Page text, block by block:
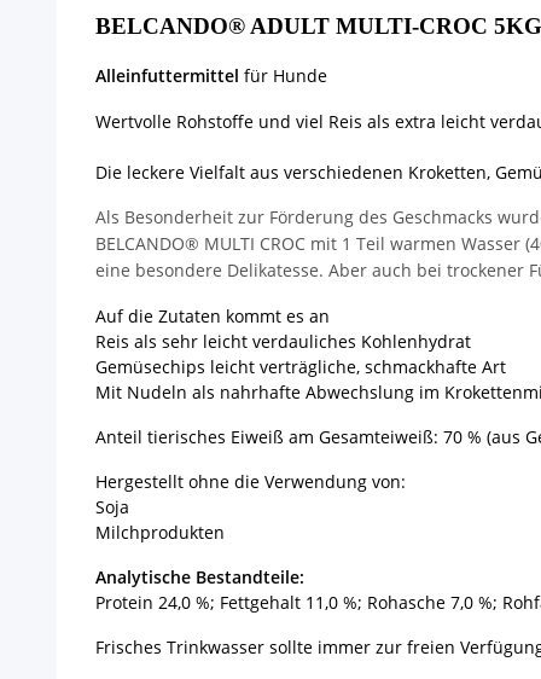
BELCANDO® ADULT MULTI-CROC 5KG
Alleinfuttermittel für Hunde
Wertvolle Rohstoffe und viel Reis als extra leicht
Die leckere Vielfalt aus verschiedenen Kroketten,
Als Besonderheit zur Förderung des Geschmacks
BELCANDO® MULTI CROC mit 1 Teil warmen
eine besondere Delikatesse. Aber auch bei trockener
Auf die Zutaten kommt es an
Reis als sehr leicht verdauliches Kohlenhydrat
Gemüsechips leicht verträgliche, schmackhafte Art
Mit Nudeln als nahrhafte Abwechslung im
Anteil tierisches Eiweiß am Gesamteiweiß: 70 % (aus
Hergestellt ohne die Verwendung von:
Soja
Milchprodukten
Analytische Bestandteile:
Protein 24,0 %; Fettgehalt 11,0 %; Rohasche 7,0 %;
Frisches Trinkwasser sollte immer zur freien